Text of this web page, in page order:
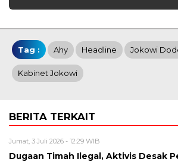
Tag : Ahy Headline Jokowi
Kabinet Jokowi
BERITA TERKAIT
Jumat, 3 Juli 2026 - 12:29 WIB
Dugaan Timah Ilegal, Aktivis Desak